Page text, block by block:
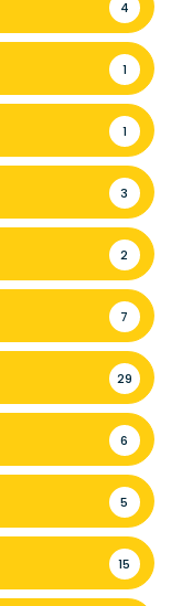
4
1
1
3
2
7
29
6
5
15